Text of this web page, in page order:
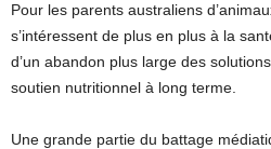
Pour les parents australiens
s’intéressent de plus en plus à la
d’un abandon plus large des
soutien nutritionnel à long terme.
Une grande partie du battage